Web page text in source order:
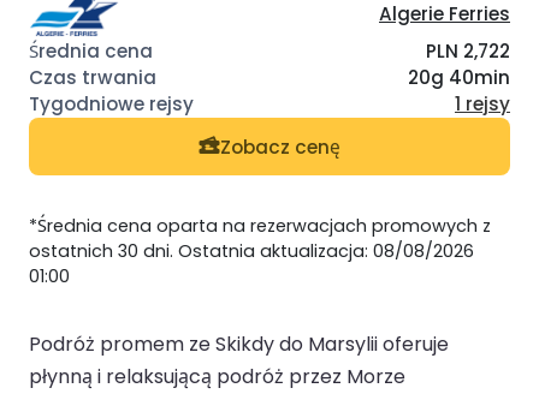
Algerie Ferries
PLN 2,722
20g 40min
1 rejsy
Zobacz cenę
*Średnia cena oparta na rezerwacjach promowych z
ostatnich 30 dni. Ostatnia aktualizacja: 08/08/2026
01:00
Podróż promem ze Skikdy do Marsylii oferuje
płynną i relaksującą podróż przez Morze